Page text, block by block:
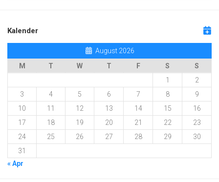
Kalender
August 2026
M
T W T F S
S
1
2
3
4 5 6 7 8
9
10
11 12 13 14 15
16
17
18 19 20 21 22
23
24
25 26 27 28 29
30
31
« Apr